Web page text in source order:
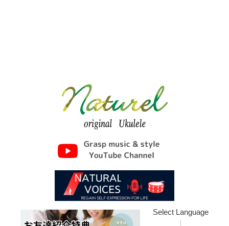
Select Language